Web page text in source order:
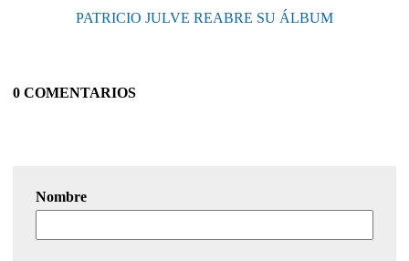
PATRICIO JULVE REABRE SU ÁLBUM
0 COMENTARIOS
Nombre